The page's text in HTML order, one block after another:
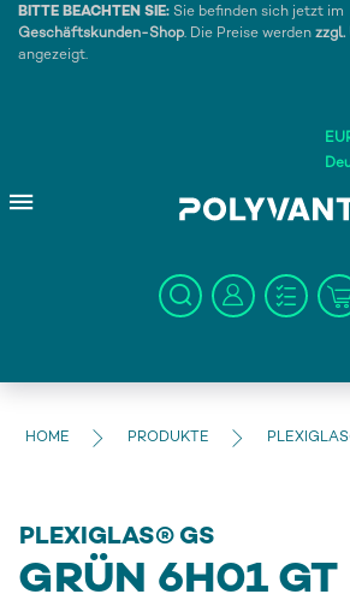
BITTE BEACHTEN SIE: Sie befinden sich jetzt im
Geschäftskunden-Shop. Die Preise werden zzgl.
angezeigt.
HOME PRODUKTE
PLEXIGLAS® GS
GRÜN 6H01 GT